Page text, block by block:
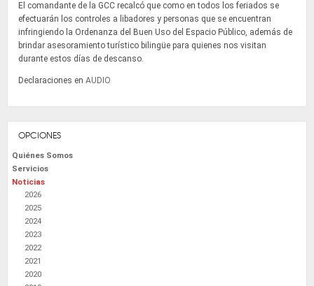
El comandante de la GCC recalcó que como en todos los feriados se
efectuarán los controles a libadores y personas que se encuentran
infringiendo la Ordenanza del Buen Uso del Espacio Público, además de
brindar asesoramiento turístico bilingüe para quienes nos visitan
durante estos días de descanso.
Declaraciones en AUDIO
OPCIONES
Quiénes Somos
Servicios
Noticias
2026
2025
2024
2023
2022
2021
2020